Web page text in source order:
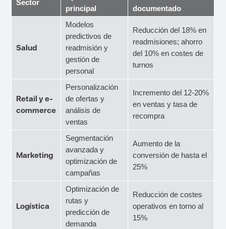
Sector
principal
documentado
Salud
Modelos
predictivos de
readmisión y
gestión de
personal
Reducción del 18% en
readmisiones; ahorro
del 10% en costes de
turnos
Retail y e-
commerce
Personalización
de ofertas y
análisis de
ventas
Incremento del 12-20%
en ventas y tasa de
recompra
Marketing
Segmentación
avanzada y
optimización de
campañas
Aumento de la
conversión de hasta el
25%
Logística
Optimización de
rutas y
predicción de
demanda
Reducción de costes
operativos en torno al
15%